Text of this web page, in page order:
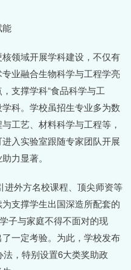
能
领域开展学科建设，不仅有
业融合生物科学与工程学亮
支撑学科“食品科学与工
学科。学校虽招生专业多为数
工艺、材料科学与工程等，
入实验室跟随专家团队开展
力显著。
进外方名校课程、顶尖师资等
支撑学生出国深造所配套的
子与家庭不得不面对的现
一定考验。为此，学校发布
，特别设置6大类奖助政